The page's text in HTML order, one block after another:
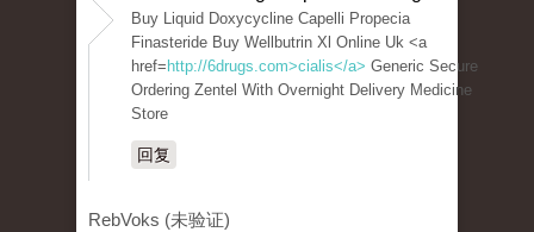
Buy Liquid Doxycycline Capelli Propecia
Finasteride Buy Wellbutrin Xl Online Uk <a
href= http://6drugs.com>cialis</a> Generic Secure
Ordering Zentel With Overnight Delivery Medicine
Store
回复
RebVoks (未验证)